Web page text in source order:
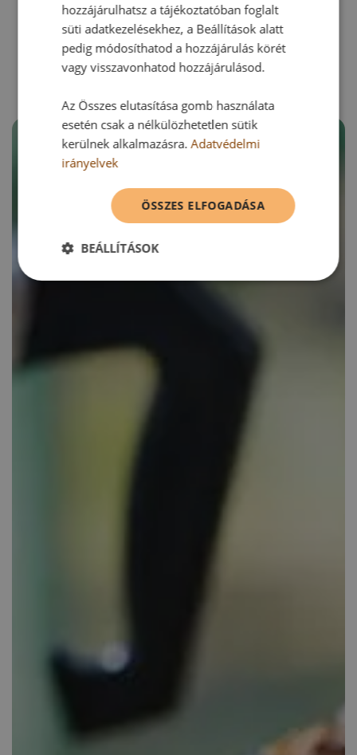
RECEPTAJÁNLÓ
hozzájárulhatsz a tájékoztatóban foglalt
süti adatkezelésekhez, a Beállítások alatt
pedig módosíthatod a hozzájárulás körét
vagy visszavonhatod hozzájárulásod.
Az Összes elutasítása gomb használata
esetén csak a nélkülözhetetlen sütik
kerülnek alkalmazásra.Adatvédelmi
irányelvek
ÖSSZES ELFOGADÁSA
BEÁLLÍTÁSOK